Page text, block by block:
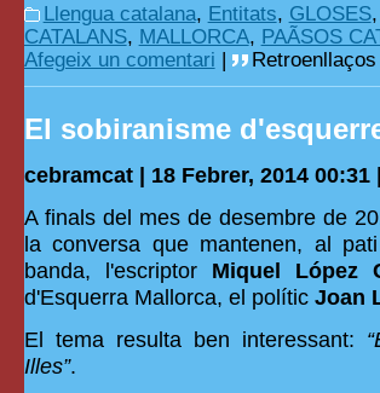
Llengua catalana, Entitats, GLOSES,
CATALANS, MALLORCA, PAÃSOS
Afegeix un comentari |
El sobiranisme
cebramcat | 18 Febrer, 2014 00:31 |
A finals del mes de desembre de
la conversa que mantenen, al
banda, l'escriptor Miquel López
d'Esquerra Mallorca, el polític Joan
El tema resulta ben interessant:
Illes”.